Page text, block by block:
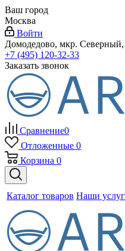
Ваш город
Москва
Войти
Домодедово, мкр.
+7 (495) 120-32-33
Заказать звонок
Сравнение0
Отложенные 0
Корзина 0
Каталог товаров Наши